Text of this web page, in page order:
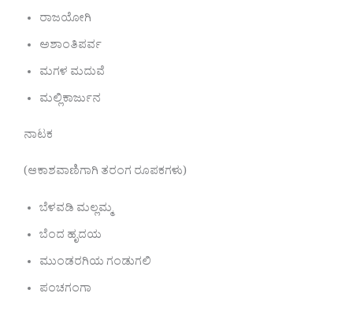
ರಾಜಯೋಗಿ
ಅಶಾಂತಿಪರ್ವ
ಮಗಳ ಮದುವೆ
ಮಲ್ಲಿಕಾರ್ಜುನ
ನಾಟಕ
(ಆಕಾಶವಾಣಿಗಾಗಿ ತರಂಗ ರೂಪಕಗಳು)
ಬೆಳವಡಿ ಮಲ್ಲಮ್ಮ
ಬೆಂದ ಹೃದಯ
ಮುಂಡರಗಿಯ ಗಂಡುಗಲಿ
ಪಂಚಗಂಗಾ